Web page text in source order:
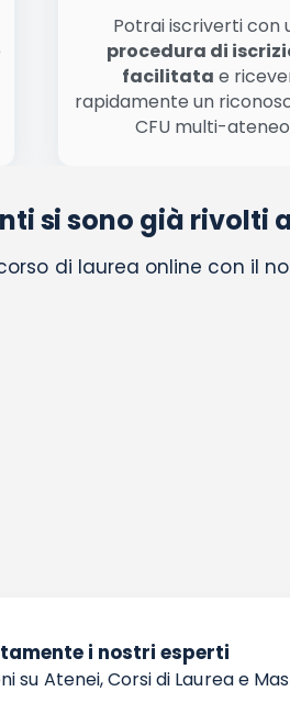
Potrai iscriverti con
procedura di
facilitata e
rapidamente un
CFU multi-
si sono già rivolti
di laurea online con il
i nostri esperti
Atenei, Corsi di Laurea e